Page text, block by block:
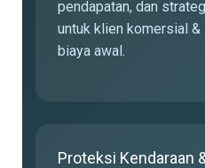
pendapatan, dan
untuk klien komersial
biaya awal.
Proteksi Kendaraan